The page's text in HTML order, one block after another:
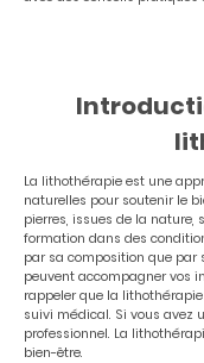
La lithothérapie est une
naturelles pour soutenir le
pierres, issues de la nature,
formation dans des
par sa composition que par
peuvent accompagner vos
rappeler que la
suivi médical. Si vous avez
professionnel. La
bien-être.